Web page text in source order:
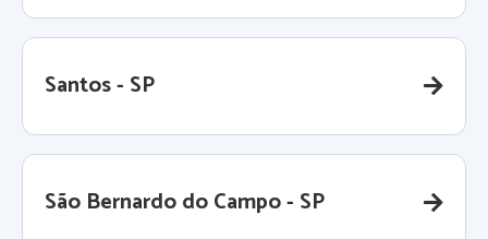
Santos - SP
São Bernardo do Campo - SP